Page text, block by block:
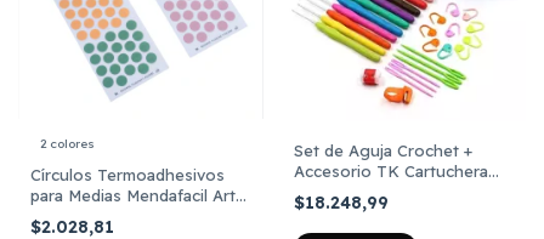
2 colores
Círculos Termoadhesivos
para Medias Mendafacil Art
806 x 60 unidades
$2.028,81
Set de Aguja Crochet +
Accesorio TK Cartuchera
Celeste 30 Piezas
$18.248,99